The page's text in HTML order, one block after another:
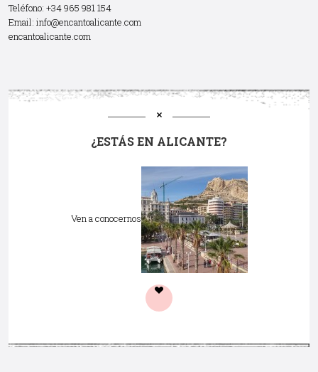
Teléfono: +34 965 981 154
Email: info@encantoalicante.com
encantoalicante.com
¿ESTÁS EN ALICANTE?
Ven a conocernos